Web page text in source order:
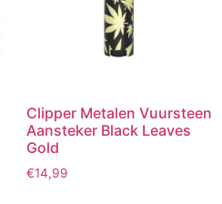
Clipper Metalen Vuursteen
Aansteker Black Leaves
Gold
€14,99